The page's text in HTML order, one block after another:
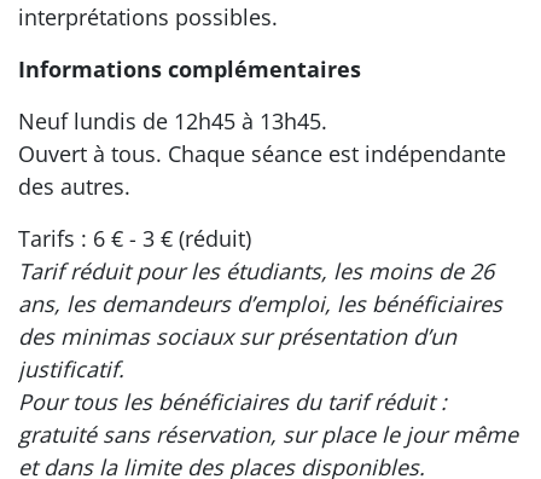
interprétations possibles.
Informations complémentaires
Neuf lundis de 12h45 à 13h45.
Ouvert à tous. Chaque séance est indépendante
des autres.
Tarifs : 6 € - 3 € (réduit)
Tarif réduit pour les étudiants, les moins de 26
ans, les demandeurs d’emploi, les bénéficiaires
des minimas sociaux sur présentation d’un
justificatif.
Pour tous les bénéficiaires du tarif réduit :
gratuité sans réservation, sur place le jour même
et dans la limite des places disponibles.